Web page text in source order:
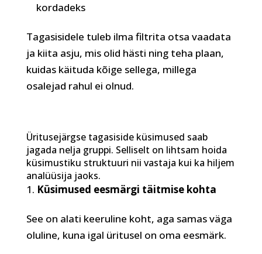
kordadeks
Tagasisidele tuleb ilma filtrita otsa vaadata
ja kiita asju, mis olid hästi ning teha plaan,
kuidas käituda kõige sellega, millega
osalejad rahul ei olnud.
Üritusejärgse tagasiside küsimused saab
jagada nelja gruppi. Selliselt on lihtsam hoida
küsimustiku struktuuri nii vastaja kui ka hiljem
analüüsija jaoks.
Küsimused eesmärgi täitmise kohta
See on alati keeruline koht, aga samas väga
oluline, kuna igal üritusel on oma eesmärk.